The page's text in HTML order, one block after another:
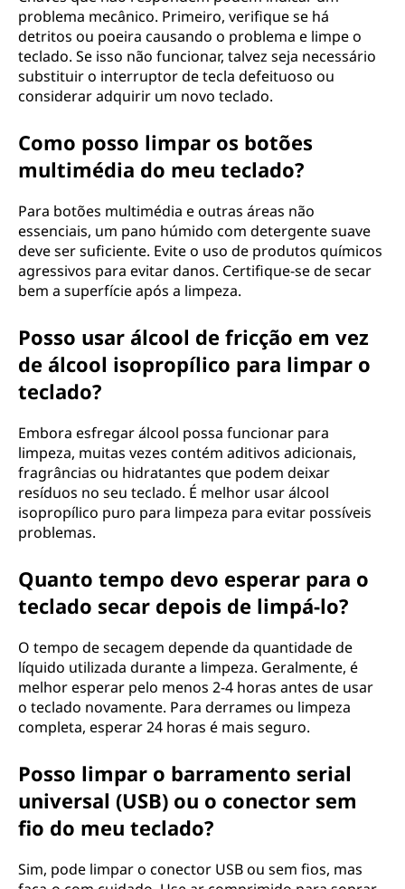
problema mecânico. Primeiro, verifique se há
detritos ou poeira causando o problema e limpe o
teclado. Se isso não funcionar, talvez seja necessário
substituir o interruptor de tecla defeituoso ou
considerar adquirir um novo teclado.
Como posso limpar os botões
multimédia do meu teclado?
Para botões multimédia e outras áreas não
essenciais, um pano húmido com detergente suave
deve ser suficiente. Evite o uso de produtos químicos
agressivos para evitar danos. Certifique-se de secar
bem a superfície após a limpeza.
Posso usar álcool de fricção em vez
de álcool isopropílico para limpar o
teclado?
Embora esfregar álcool possa funcionar para
limpeza, muitas vezes contém aditivos adicionais,
fragrâncias ou hidratantes que podem deixar
resíduos no seu teclado. É melhor usar álcool
isopropílico puro para limpeza para evitar possíveis
problemas.
Quanto tempo devo esperar para o
teclado secar depois de limpá-lo?
O tempo de secagem depende da quantidade de
líquido utilizada durante a limpeza. Geralmente, é
melhor esperar pelo menos 2-4 horas antes de usar
o teclado novamente. Para derrames ou limpeza
completa, esperar 24 horas é mais seguro.
Posso limpar o barramento serial
universal (USB) ou o conector sem
fio do meu teclado?
Sim, pode limpar o conector USB ou sem fios, mas